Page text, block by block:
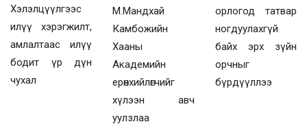
Хэлэлцүүлгээс
илүү хэрэгжилт,
амлалтаас илүү
бодит үр дүн
чухал
М.Мандхай
Камбожийн
Хааны
Академийн
ерөнхийлөгчийг
хүлээн авч
уулзлаа
орлогод татвар
ногдуулахгүй
байх эрх зүйн
орчныг
бүрдүүллээ